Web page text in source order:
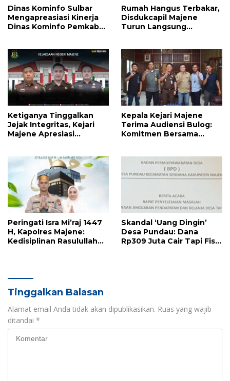
Dinas Kominfo Sulbar
Mengapreasiasi Kinerja
Dinas Kominfo Pemkab
Rumah Hangus Terbakar,
Disdukcapil Majene
Turun Langsung
Ketiganya Tinggalkan
Jejak Integritas, Kejari
Majene Apresiasi
Kepala Kejari Majene
Terima Audiensi Bulog:
Komitmen Bersama
Peringati Isra Mi’raj 1447
H, Kapolres Majene:
Kedisiplinan Rasulullah
Skandal ‘Uang Dingin’
Desa Pundau: Dana
Rp309 Juta Cair Tapi Fisik
Tinggalkan Balasan
Alamat email Anda tidak akan dipublikasikan. Ruas yang wajib
ditandai *